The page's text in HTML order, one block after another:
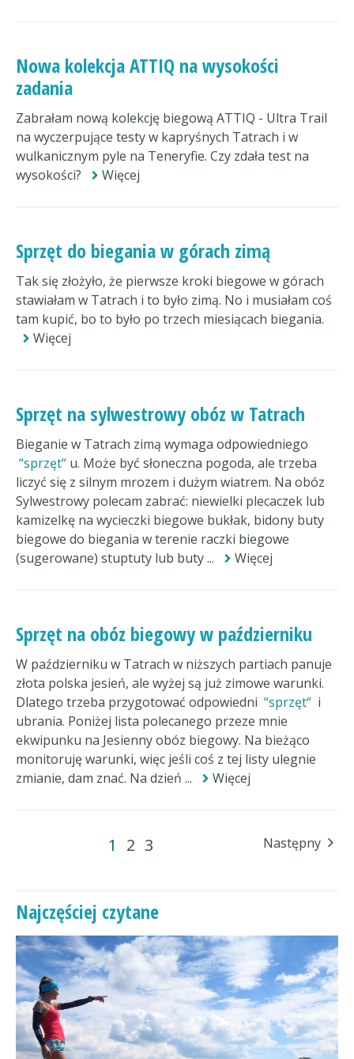
Nowa kolekcja ATTIQ na wysokości
zadania
Zabrałam nową kolekcję biegową ATTIQ - Ultra Trail
na wyczerpujące testy w kapryśnych Tatrach i w
wulkanicznym pyle na Teneryfie. Czy zdała test na
wysokości?
Więcej
Sprzęt do biegania w górach zimą
Tak się złożyło, że pierwsze kroki biegowe w górach
stawiałam w Tatrach i to było zimą. No i musiałam coś
tam kupić, bo to było po trzech miesiącach biegania.
Więcej
Sprzęt na sylwestrowy obóz w Tatrach
Bieganie w Tatrach zimą wymaga odpowiedniego
sprzęt u. Może być słoneczna pogoda, ale trzeba
liczyć się z silnym mrozem i dużym wiatrem. Na obóz
Sylwestrowy polecam zabrać: niewielki plecaczek lub
kamizelkę na wycieczki biegowe bukłak, bidony buty
biegowe do biegania w terenie raczki biegowe
(sugerowane) stuptuty lub buty ...
Więcej
Sprzęt na obóz biegowy w październiku
W październiku w Tatrach w niższych partiach panuje
złota polska jesień, ale wyżej są już zimowe warunki.
Dlatego trzeba przygotować odpowiedni
sprzęt
i
ubrania. Poniżej lista polecanego przeze mnie
ekwipunku na Jesienny obóz biegowy. Na bieżąco
monitoruję warunki, więc jeśli coś z tej listy ulegnie
zmianie, dam znać. Na dzień ...
Więcej
1 2 3 Następny
Najczęściej czytane